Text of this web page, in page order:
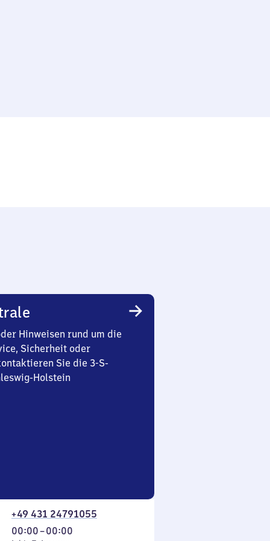
Hinweisen rund um die
Sicherheit oder
Sie die 3-S-
Holstein
+49 431 24791055
00:00–00:00
Von